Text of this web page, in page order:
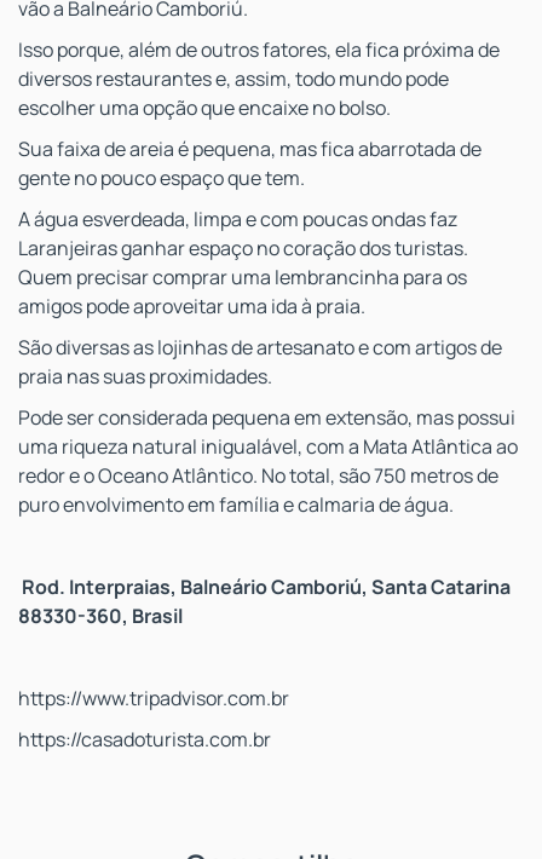
vão a Balneário Camboriú.
Isso porque, além de outros fatores, ela fica próxima de
diversos restaurantes e, assim, todo mundo pode
escolher uma opção que encaixe no bolso.
Sua faixa de areia é pequena, mas fica abarrotada de
gente no pouco espaço que tem.
A água esverdeada, limpa e com poucas ondas faz
Laranjeiras ganhar espaço no coração dos turistas.
Quem precisar comprar uma lembrancinha para os
amigos pode aproveitar uma ida à praia.
São diversas as lojinhas de artesanato e com artigos de
praia nas suas proximidades.
Pode ser considerada pequena em extensão, mas possui
uma riqueza natural inigualável, com a Mata Atlântica ao
redor e o Oceano Atlântico. No total, são 750 metros de
puro envolvimento em família e calmaria de água.
Rod. Interpraias, Balneário Camboriú, Santa Catarina
88330-360, Brasil
https://www.tripadvisor.com.br
https://casadoturista.com.br